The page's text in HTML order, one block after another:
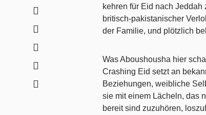
kehren für Eid nach
britisch-pakistanischer
der Familie, und plötzlich
Was Aboushousha hier
Crashing Eid setzt an
Beziehungen, weibliche
sie mit einem Lächeln, das
bereit sind zuzuhören,